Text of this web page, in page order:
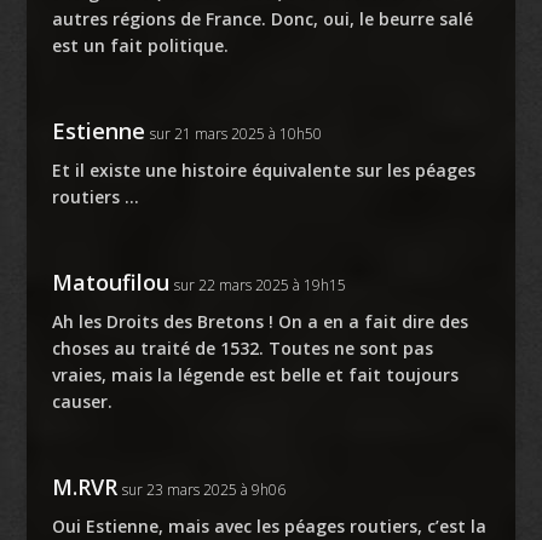
autres régions de France. Donc, oui, le beurre salé
est un fait politique.
Estienne sur 21 mars 2025 à 10h50
Et il existe une histoire équivalente sur les péages
routiers …
Matoufilou sur 22 mars 2025 à 19h15
Ah les Droits des Bretons ! On a en a fait dire des
choses au traité de 1532. Toutes ne sont pas
vraies, mais la légende est belle et fait toujours
causer.
M.RVR sur 23 mars 2025 à 9h06
Oui Estienne, mais avec les péages routiers, c’est la